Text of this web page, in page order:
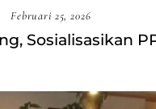
Februari 25, 2026
Sosialisasikan